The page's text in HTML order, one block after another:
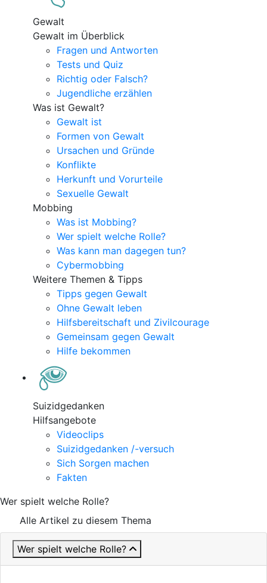
Gewalt
Gewalt im Überblick
Fragen und Antworten
Tests und Quiz
Richtig oder Falsch?
Jugendliche erzählen
Was ist Gewalt?
Gewalt ist
Formen von Gewalt
Ursachen und Gründe
Konflikte
Herkunft und Vorurteile
Sexuelle Gewalt
Mobbing
Was ist Mobbing?
Wer spielt welche Rolle?
Was kann man dagegen tun?
Cybermobbing
Weitere Themen & Tipps
Tipps gegen Gewalt
Ohne Gewalt leben
Hilfsbereitschaft und Zivilcourage
Gemeinsam gegen Gewalt
Hilfe bekommen
Suizidgedanken
Hilfsangebote
Videoclips
Suizidgedanken /-versuch
Sich Sorgen machen
Fakten
Wer spielt welche Rolle?
Alle Artikel zu diesem Thema
Wer spielt welche Rolle?